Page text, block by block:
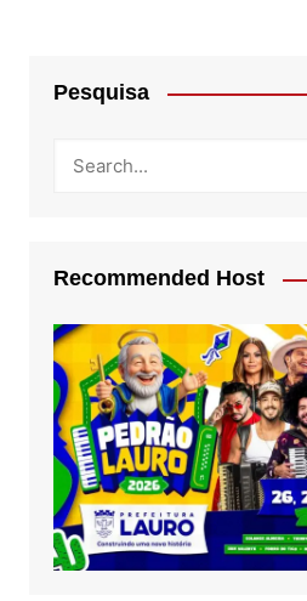
Pesquisa
Recommended Host